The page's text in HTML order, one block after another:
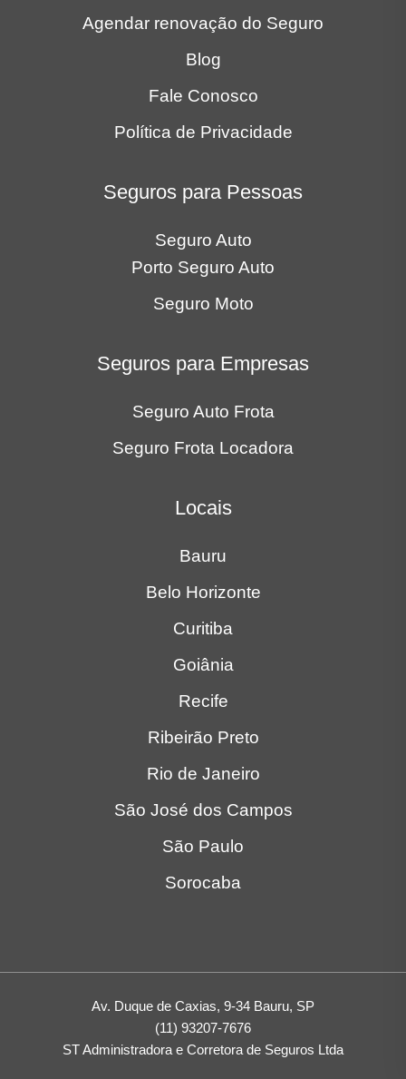
Agendar renovação do Seguro
Blog
Fale Conosco
Política de Privacidade
Seguros para Pessoas
Seguro Auto
Porto Seguro Auto
Seguro Moto
Seguros para Empresas
Seguro Auto Frota
Seguro Frota Locadora
Locais
Bauru
Belo Horizonte
Curitiba
Goiânia
Recife
Ribeirão Preto
Rio de Janeiro
São José dos Campos
São Paulo
Sorocaba
Av. Duque de Caxias, 9-34 Bauru, SP
(11) 93207-7676
ST Administradora e Corretora de Seguros Ltda